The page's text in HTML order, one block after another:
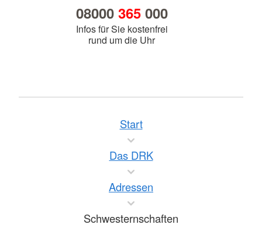
08000 365000
Infos für Sie kostenfrei
rund um die Uhr
Start
Das DRK
Adressen
Schwesternschaften